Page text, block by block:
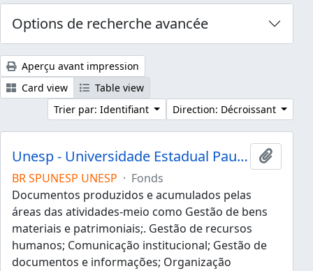
Options de recherche avancée
Aperçu avant impression
Card view
Table view
Trier par: Identifiant
Direction: Décroissant
Unesp - Universidade Estadual Paulista "Júlio de Mesquita Filho"
Ajouter
BR SPUNESP UNESP · Fonds
Documentos produzidos e acumulados pelas
áreas das atividades-meio como Gestão de bens
materiais e patrimoniais;. Gestão de recursos
humanos; Comunicação institucional; Gestão de
documentos e informações; Organização